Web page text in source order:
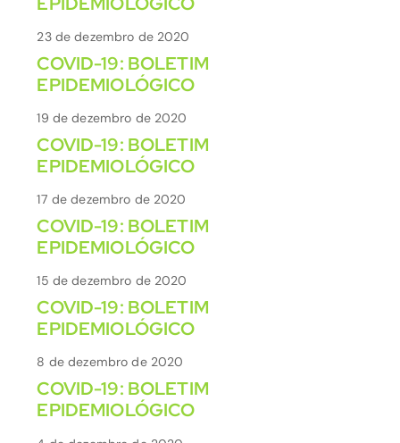
23 de dezembro de 2020
COVID-19: BOLETIM
EPIDEMIOLÓGICO
19 de dezembro de 2020
COVID-19: BOLETIM
EPIDEMIOLÓGICO
17 de dezembro de 2020
COVID-19: BOLETIM
EPIDEMIOLÓGICO
15 de dezembro de 2020
COVID-19: BOLETIM
EPIDEMIOLÓGICO
8 de dezembro de 2020
COVID-19: BOLETIM
EPIDEMIOLÓGICO